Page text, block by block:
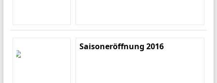
Saisoneröffnung 2016